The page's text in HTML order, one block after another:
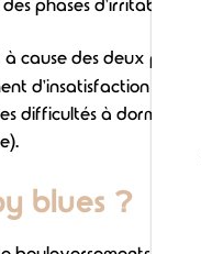
phases d'irritabilité et
cause des deux
d'insatisfaction et
difficultés à dormir
blues ?